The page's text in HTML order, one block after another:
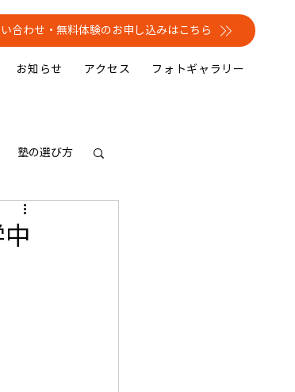
い合わせ・無料体験のお申し込みはこちら
お知らせ アクセス フォトギャラリー
塾の選び方